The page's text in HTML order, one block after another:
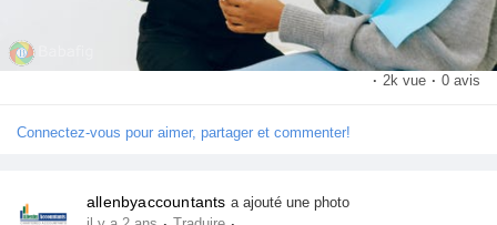
· 2k vue · 0 avis
Connectez-vous pour aimer, partager et commenter!
allenbyaccountants a ajouté une photo